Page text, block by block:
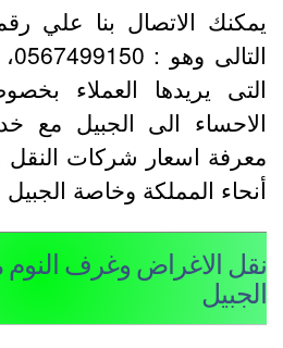
الاتصال بنا علي رقم
يريدها العملاء
الى الجبيل مع
اسعار شركات النقل
المملكة وخاصة الجبيل
الاغراض وغرف النوم